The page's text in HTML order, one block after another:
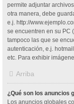
permite adjuntar
otra manera, debe
e.j. http://
se encuentren en su PC
tampoco las que se
autenticación, e.j.
etc. Para exhibir
Arriba
¿Qué son los anuncios
Los anuncios globales